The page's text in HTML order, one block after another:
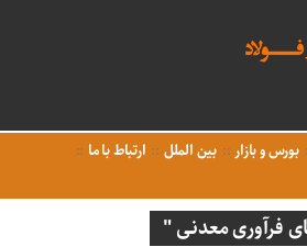
بورس و بازار بین الملل
ارتباط با ما
فرآوری معدنی "